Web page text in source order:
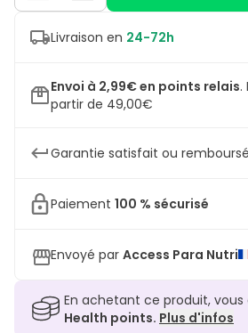
Livraison en 24-72h
Envoi à 2,99€ en points relais.
partir de 49,00€
Garantie satisfait ou
Paiement 100 % sécurisé
Envoyé par Access Para Nutri
En achetant ce produit, vous
Health points. Plus d'infos